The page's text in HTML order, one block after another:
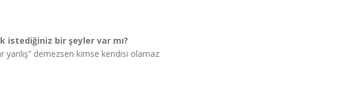
istediğiniz bir şeyler var mı?
yanlış” demezsen kimse kendisi olamaz